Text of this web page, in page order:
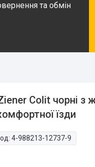
та обмін
Colit чорні з
їзди
4-988213-12737-9